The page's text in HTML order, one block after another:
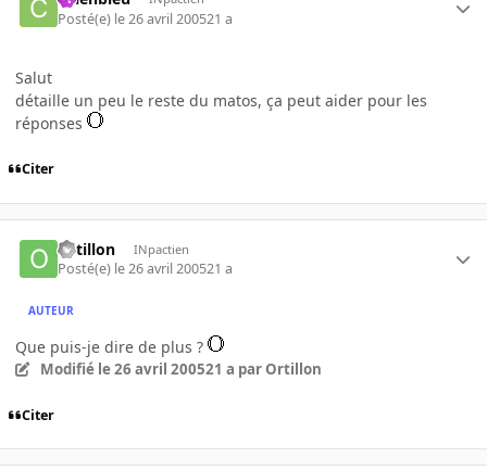
Posté(e) le 26 avril 200521 a
Salut
détaille un peu le reste du matos, ça peut aider pour les
réponses
Citer
Ortillon INpactien
Posté(e) le 26 avril 200521 a
AUTEUR
Que puis-je dire de plus ?
Modifié le 26 avril 200521 a par Ortillon
Citer